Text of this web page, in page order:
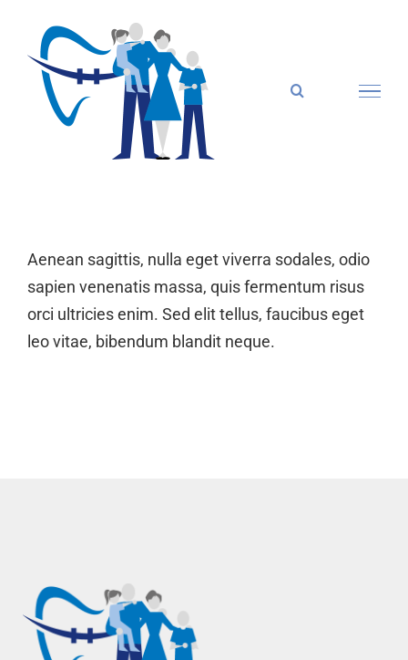
springen
Aenean sagittis, nulla eget viverra sodales, odio
sapien venenatis massa, quis fermentum risus
orci ultricies enim. Sed elit tellus, faucibus eget
leo vitae, bibendum blandit neque.